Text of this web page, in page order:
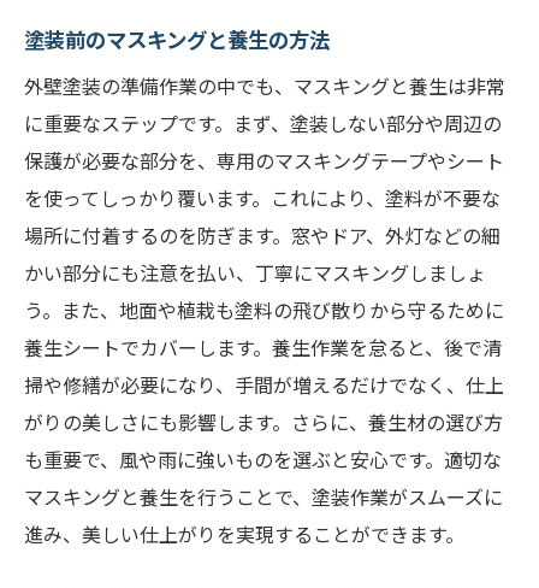
塗装前のマスキングと養生の方法
外壁塗装の準備作業の中でも、マスキングと養生は非常
に重要なステップです。まず、塗装しない部分や周辺の
保護が必要な部分を、専用のマスキングテープやシート
を使ってしっかり覆います。これにより、塗料が不要な
場所に付着するのを防ぎます。窓やドア、外灯などの細
かい部分にも注意を払い、丁寧にマスキングしましょ
う。また、地面や植栽も塗料の飛び散りから守るために
養生シートでカバーします。養生作業を怠ると、後で清
掃や修繕が必要になり、手間が増えるだけでなく、仕上
がりの美しさにも影響します。さらに、養生材の選び方
も重要で、風や雨に強いものを選ぶと安心です。適切な
マスキングと養生を行うことで、塗装作業がスムーズに
進み、美しい仕上がりを実現することができます。